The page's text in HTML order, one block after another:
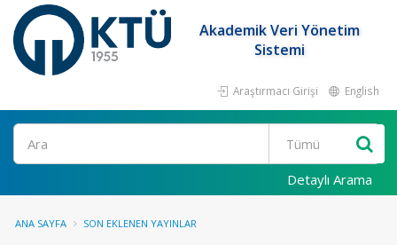
Akademik Veri Yönetim
Sistemi
Araştırmacı Girişi English
Ara
Detaylı Arama
ANA SAYFA SON EKLENEN YAYINLAR